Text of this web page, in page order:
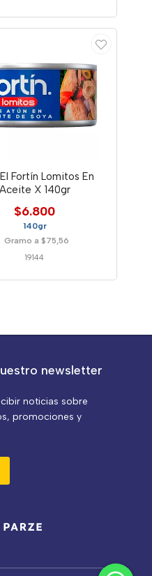
Fortín Lomitos En
Aceite X 140gr
$6.800
140gr
Gramo a $75,56
19144
newsletter
noticias sobre
promociones y